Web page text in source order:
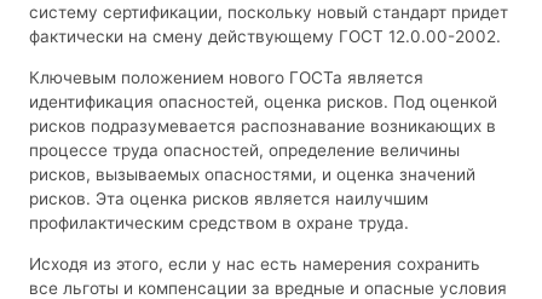
систему сертификации, поскольку новый стандарт придет
фактически на смену действующему ГОСТ 12.0.00-2002.
Ключевым положением нового ГОСТа является
идентификация опасностей, оценка рисков. Под оценкой
рисков подразумевается распознавание возникающих в
процессе труда опасностей, определение величины
рисков, вызываемых опасностями, и оценка значений
рисков. Эта оценка рисков является наилучшим
профилактическим средством в охране труда.
Исходя из этого, если у нас есть намерения сохранить
все льготы и компенсации за вредные и опасные условия